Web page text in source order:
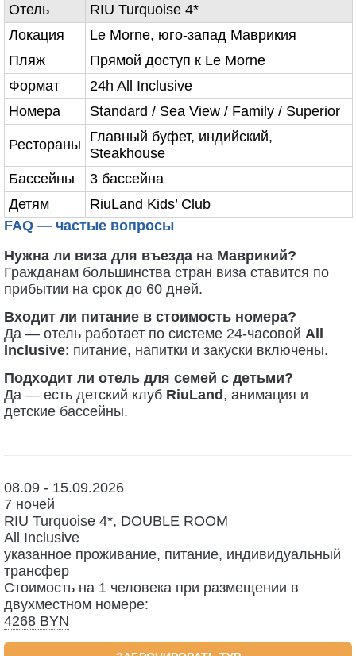
Отель
RIU Turquoise 4*
Локация
Le Morne, юго-запад Маврикия
Пляж
Прямой доступ к Le Morne
Формат
24h All Inclusive
Номера
Standard / Sea View / Family / Superior
Рестораны
Главный буфет, индийский,
Steakhouse
Бассейны
3 бассейна
Детям
RiuLand Kids’ Club
FAQ — частые вопросы
Нужна ли виза для въезда на Маврикий?
Гражданам большинства стран виза ставится по
прибытии на срок до 60 дней.
Входит ли питание в стоимость номера?
Да — отель работает по системе 24-часовой All
Inclusive: питание, напитки и закуски включены.
Подходит ли отель для семей с детьми?
Да — есть детский клуб RiuLand, анимация и
детские бассейны.
08.09 - 15.09.2026
7 ночей
RIU Turquoise 4*, DOUBLE ROOM
All Inclusive
указанное проживание, питание, индивидуальный
трансфер
Стоимость на 1 человека при размещении в
двухместном номере:
4268 BYN